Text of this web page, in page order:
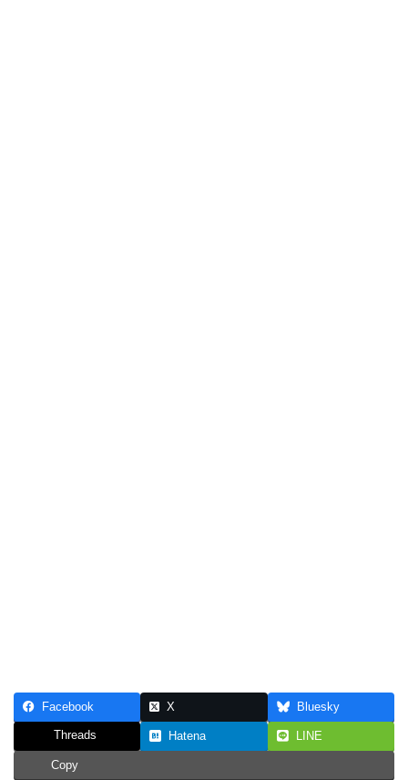
Facebook X Bluesky
Threads Hatena LINE
Copy